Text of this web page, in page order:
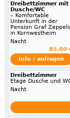
Dreibettzimmer mit
Dusche/WC
– Komfortable
Unterkunft in der
Pension Graf
in Kornwestheim
Nacht
85.00
Info / anfragen
Dreibettzimmer
Etage Dusche und
Nacht